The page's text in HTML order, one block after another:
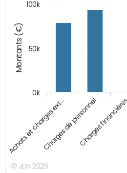
Montants (€)
Achats et charges ext…Charges de personnel
Charges
0k
50k
100k
© JDN 2026